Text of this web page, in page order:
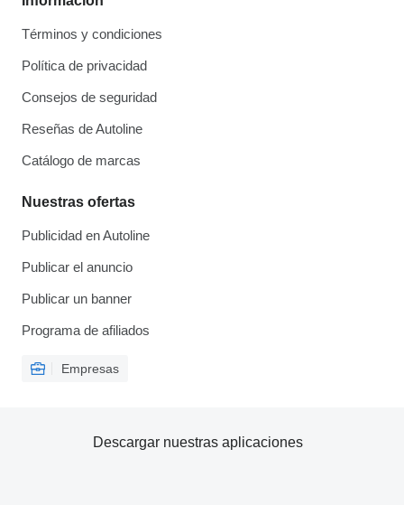
Términos y condiciones
Política de privacidad
Consejos de seguridad
Reseñas de Autoline
Catálogo de marcas
Nuestras ofertas
Publicidad en Autoline
Publicar el anuncio
Publicar un banner
Programa de afiliados
Empresas
Descargar nuestras aplicaciones